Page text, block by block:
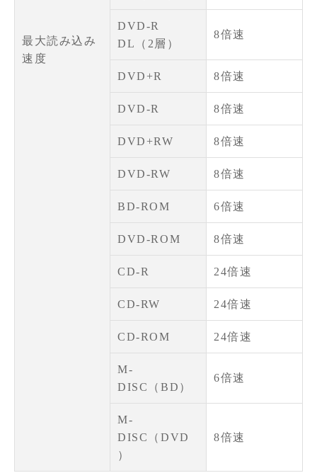
最大読み込み
速度
DVD-R
DL（2層）
8倍速
DVD+R 8倍速
DVD-R 8倍速
DVD+RW 8倍速
DVD-RW 8倍速
BD-ROM 6倍速
DVD-ROM 8倍速
CD-R 24倍速
CD-RW 24倍速
CD-ROM 24倍速
M-
DISC（BD）
6倍速
M-
DISC（DVD
）
8倍速